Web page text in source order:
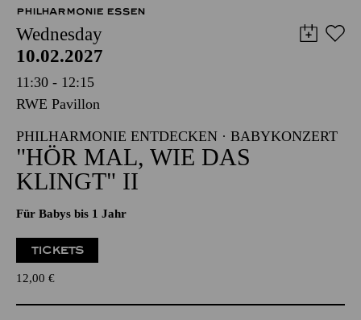
PHILHARMONIE ESSEN
Wednesday
10.02.2027
11:30 - 12:15
RWE Pavillon
PHILHARMONIE ENTDECKEN · BABYKONZERT
"HÖR MAL, WIE DAS
KLINGT" II
Für Babys bis 1 Jahr
TICKETS
12,00 €